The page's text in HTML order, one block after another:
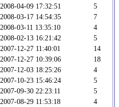
2008-04-09 17:32:51
5
2008-03-17 14:54:35
7
2008-03-11 13:35:10
4
2008-02-13 16:21:42
5
2007-12-27 11:40:01
14
2007-12-27 10:39:06
18
2007-12-03 18:25:26
4
2007-10-23 15:46:24
5
2007-09-30 22:23:11
5
2007-08-29 11:53:18
4